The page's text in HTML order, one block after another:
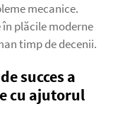
mecanice.
plăcile moderne
timp de decenii.
succes a
cu ajutorul